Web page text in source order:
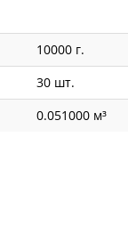
10000 г.
30 шт.
0.051000 м³